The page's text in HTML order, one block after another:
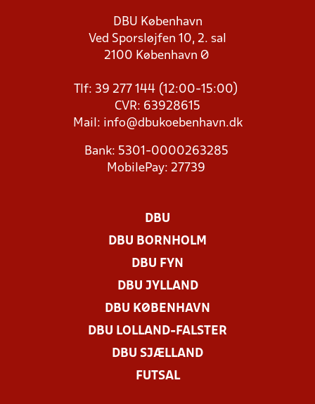
DBU København
Ved Sporsløjfen 10, 2. sal
2100 København Ø
Tlf: 39 277 144 (12:00-15:00)
CVR: 63928615
Mail: info@dbukoebenhavn.dk
Bank: 5301-0000263285
MobilePay: 27739
DBU
DBU BORNHOLM
DBU FYN
DBU JYLLAND
DBU KØBENHAVN
DBU LOLLAND-FALSTER
DBU SJÆLLAND
FUTSAL